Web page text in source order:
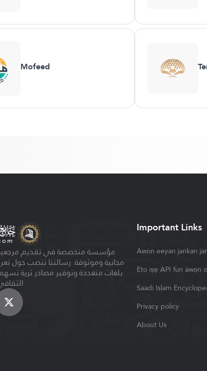
Mofeed
مؤسسة متخصصة في تقديم مرجعية
مجانية وموثوقة. رسالتنا تنصب حول
بلغات متعددة وتوفير مصادر ثرية
Important Links
Awon eeyan jankan
Eto iṣẹ API fún àwọn
Saadi Islam
Privacy policy
About Us